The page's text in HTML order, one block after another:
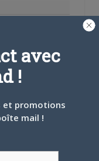
avec
!
et promotions
mail !